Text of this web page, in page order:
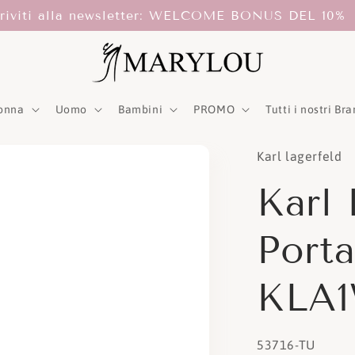
alla newsletter: WELCOME BONUS DEL 10%
Uomo Bambini PROMO Tutti i nostri
Karl lagerfeld
Karl
SKU:
53716-TU